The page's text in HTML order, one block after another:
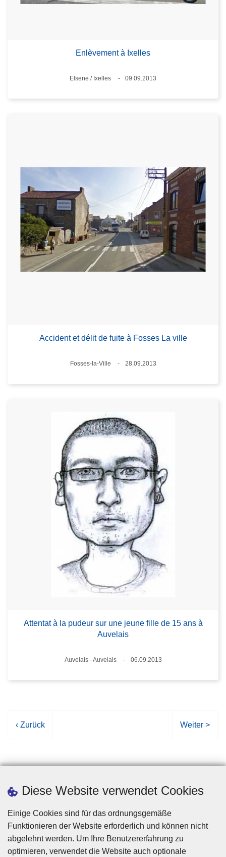
Diese Website verwendet Cookies
Einige Cookies sind für das ordnungsgemäße
Funktionieren der Website erforderlich und können nicht
abgelehnt werden. Um Ihre Benutzererfahrung zu
optimieren, verwendet die Website auch optionale
Enlèvement à Ixelles
Standort
Elsene / Ixelles
09.09.2013
Accident et délit de fuite à Fosses La ville
Standort
Fosses-la-Ville
28.09.2013
Attentat à la pudeur sur une jeune fille de 15 ans à
Auvelais
Standort
Auvelais - Auvelais
06.09.2013
V
h
g
e
S
e
‹ Zurück
N
h
t
e
i
t
Weiter >